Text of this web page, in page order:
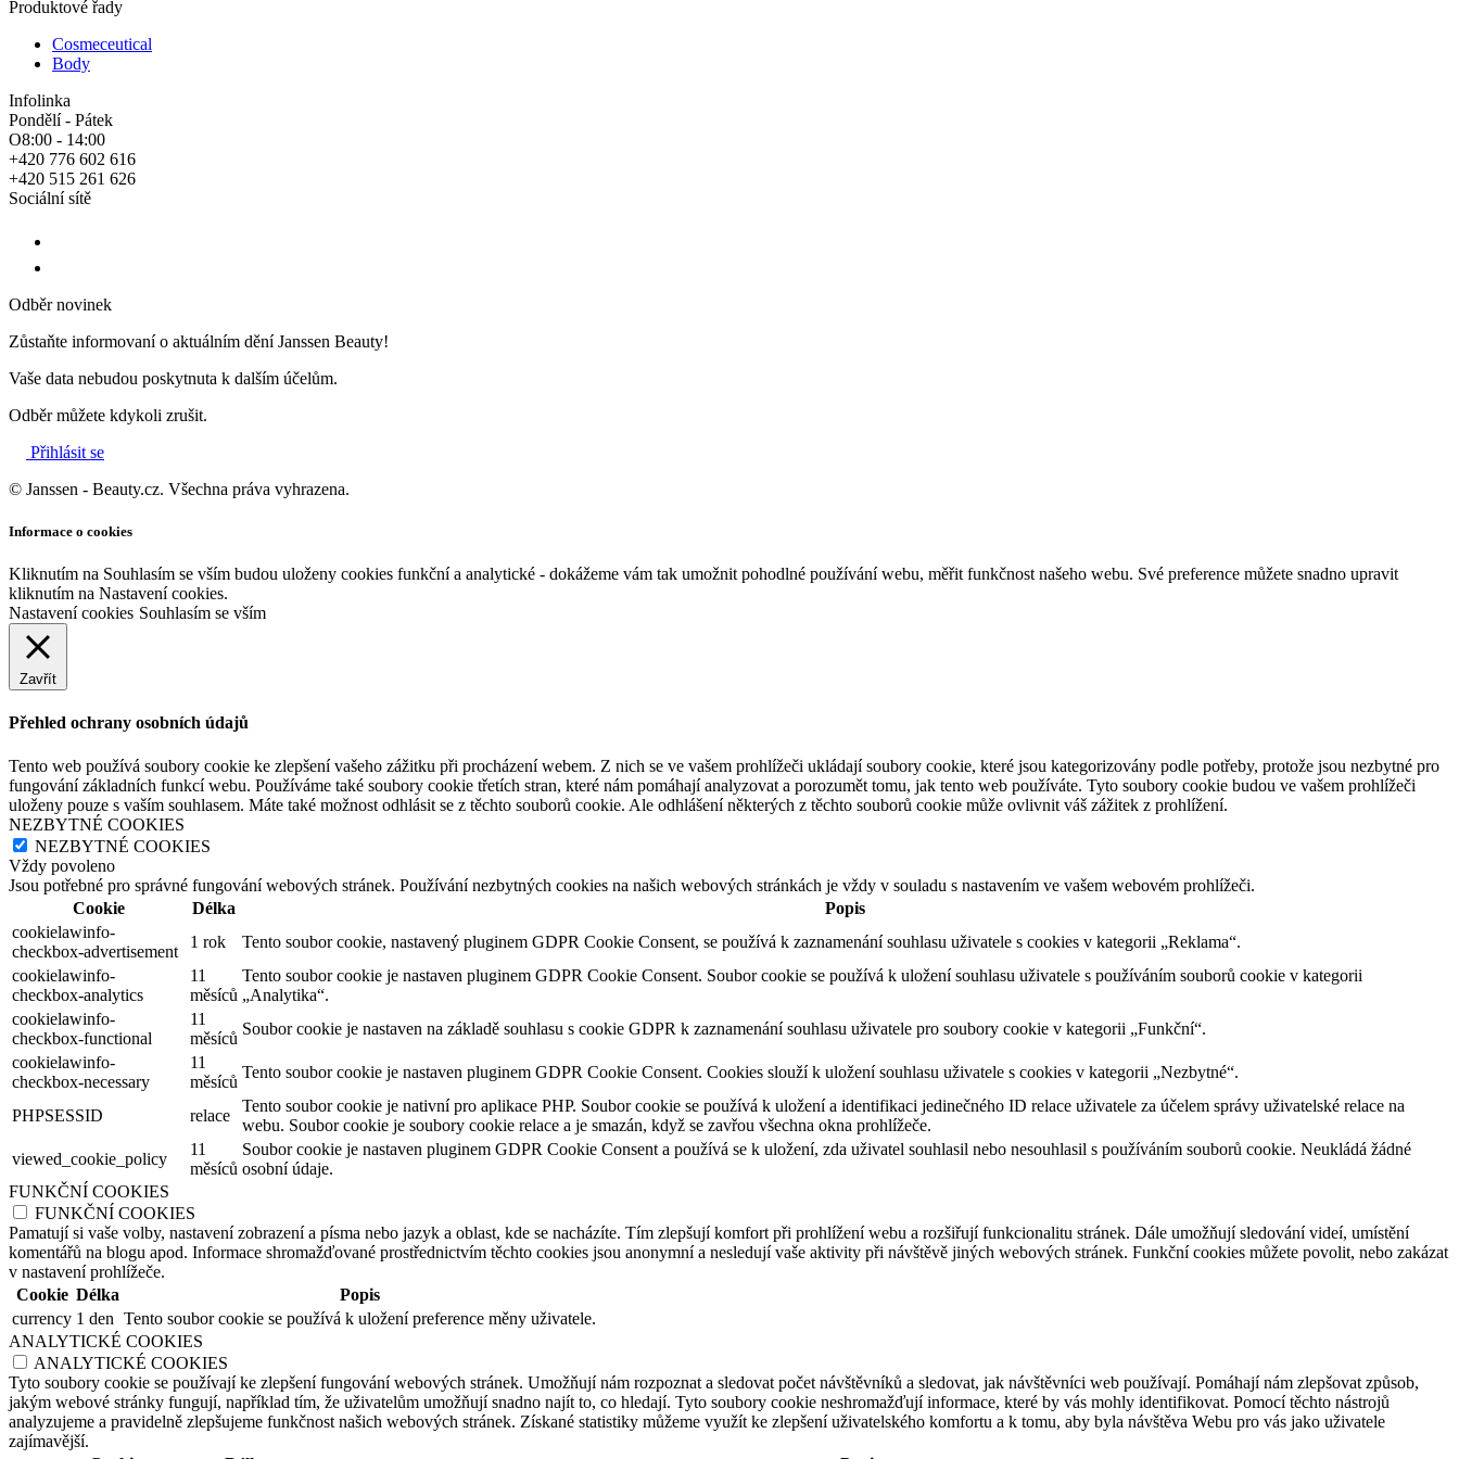
Produktové řady
Cosmeceutical
Body
Infolinka
Pondělí - Pátek
O8:00 - 14:00
+420 776 602 616
+420 515 261 626
Sociální sítě
Odběr novinek
Zůstaňte informovaní o aktuálním dění Janssen Beauty!
Vaše data nebudou poskytnuta k dalším účelům.
Odběr můžete kdykoli zrušit.
Přihlásit se
© Janssen - Beauty.cz. Všechna práva vyhrazena.
Informace o cookies
Kliknutím na Souhlasím se vším budou uloženy cookies funkční a analytické - dokážeme vám tak umožnit pohodlné používání webu, měřit funkčnost našeho webu. Své preference můžete snadno upravit
kliknutím na Nastavení cookies.
Nastavení cookies Souhlasím se vším
Zavřít
Přehled ochrany osobních údajů
Tento web používá soubory cookie ke zlepšení vašeho zážitku při procházení webem. Z nich se ve vašem prohlížeči ukládají soubory cookie, které jsou kategorizovány podle potřeby, protože jsou nezbytné pro
fungování základních funkcí webu. Používáme také soubory cookie třetích stran, které nám pomáhají analyzovat a porozumět tomu, jak tento web používáte. Tyto soubory cookie budou ve vašem prohlížeči
uloženy pouze s vaším souhlasem. Máte také možnost odhlásit se z těchto souborů cookie. Ale odhlášení některých z těchto souborů cookie může ovlivnit váš zážitek z prohlížení.
NEZBYTNÉ COOKIES
NEZBYTNÉ COOKIES
Vždy povoleno
Jsou potřebné pro správné fungování webových stránek. Používání nezbytných cookies na našich webových stránkách je vždy v souladu s nastavením ve vašem webovém prohlížeči.
Cookie
Délka
Popis
cookielawinfo-
checkbox-advertisement
1 rok
Tento soubor cookie, nastavený pluginem GDPR Cookie Consent, se používá k zaznamenání souhlasu uživatele s cookies v kategorii „Reklama“.
cookielawinfo-
checkbox-analytics
11
měsíců
Tento soubor cookie je nastaven pluginem GDPR Cookie Consent. Soubor cookie se používá k uložení souhlasu uživatele s používáním souborů cookie v kategorii
„Analytika“.
cookielawinfo-
checkbox-functional
11
měsíců
Soubor cookie je nastaven na základě souhlasu s cookie GDPR k zaznamenání souhlasu uživatele pro soubory cookie v kategorii „Funkční“.
cookielawinfo-
checkbox-necessary
11
měsíců
Tento soubor cookie je nastaven pluginem GDPR Cookie Consent. Cookies slouží k uložení souhlasu uživatele s cookies v kategorii „Nezbytné“.
PHPSESSID relace
Tento soubor cookie je nativní pro aplikace PHP. Soubor cookie se používá k uložení a identifikaci jedinečného ID relace uživatele za účelem správy uživatelské relace na
webu. Soubor cookie je soubory cookie relace a je smazán, když se zavřou všechna okna prohlížeče.
viewed_cookie_policy
11
měsíců
Soubor cookie je nastaven pluginem GDPR Cookie Consent a používá se k uložení, zda uživatel souhlasil nebo nesouhlasil s používáním souborů cookie. Neukládá žádné
osobní údaje.
FUNKČNÍ COOKIES
FUNKČNÍ COOKIES
Pamatují si vaše volby, nastavení zobrazení a písma nebo jazyk a oblast, kde se nacházíte. Tím zlepšují komfort při prohlížení webu a rozšiřují funkcionalitu stránek. Dále umožňují sledování videí, umístění
komentářů na blogu apod. Informace shromažďované prostřednictvím těchto cookies jsou anonymní a nesledují vaše aktivity při návštěvě jiných webových stránek. Funkční cookies můžete povolit, nebo zakázat
v nastavení prohlížeče.
Cookie Délka
Popis
currency 1 den Tento soubor cookie se používá k uložení preference měny uživatele.
ANALYTICKÉ COOKIES
ANALYTICKÉ COOKIES
Tyto soubory cookie se používají ke zlepšení fungování webových stránek. Umožňují nám rozpoznat a sledovat počet návštěvníků a sledovat, jak návštěvníci web používají. Pomáhají nám zlepšovat způsob,
jakým webové stránky fungují, například tím, že uživatelům umožňují snadno najít to, co hledají. Tyto soubory cookie neshromažďují informace, které by vás mohly identifikovat. Pomocí těchto nástrojů
analyzujeme a pravidelně zlepšujeme funkčnost našich webových stránek. Získané statistiky můžeme využít ke zlepšení uživatelského komfortu a k tomu, aby byla návštěva Webu pro vás jako uživatele
zajímavější.